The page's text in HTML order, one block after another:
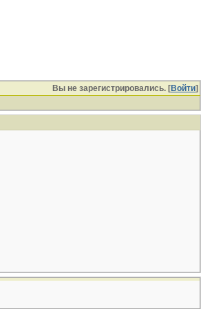
Вы не зарегистрировались. [Войти]